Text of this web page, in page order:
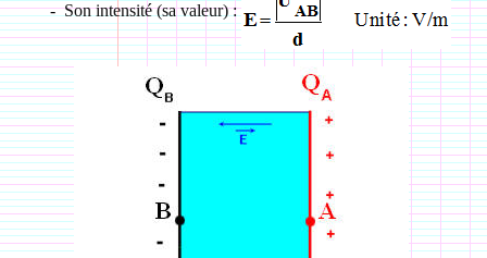
- Son intensité (sa valeur) :